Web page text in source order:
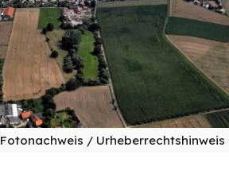
Fotonachweis / Urheberrechtshinweis